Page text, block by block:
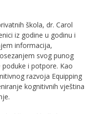
škola, dr. Carol
iz godine u godinu i
informacija,
svog punog
i potpore. Kao
razvoja Equipping
kognitivnih vještina